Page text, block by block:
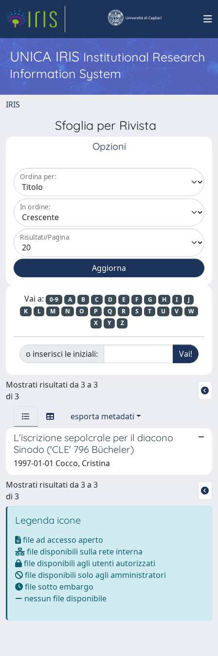
UNICA IRISInstitutional Research
Information System
IRIS
Sfoglia per Rivista
Opzioni
Ordina per:
In ordine:
Risultati/Pagina
Vai a: 0-9 A B C D E F G H I
J
K
L M N O P Q R S T U V
W
X
Y Z
o inserisci le iniziali:
Mostrati risultati da 3 a 3
di 3
esporta metadati
L'iscrizione sepolcrale per il diacono
Sinodo ('CLE' 796 Bücheler)
1997-01-01 Cocco, Cristina
Mostrati risultati da 3 a 3
di 3
Legenda icone
file ad accesso aperto
file disponibili sulla rete interna
file disponibili agli utenti autorizzati
file disponibili solo agli amministratori
file sotto embargo
nessun file disponibile